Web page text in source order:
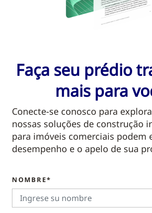
Faça seu prédio
mais para
Conecte-se conosco para
nossas soluções de construção
para imóveis comerciais podem
desempenho e o apelo de sua
NOMBRE*